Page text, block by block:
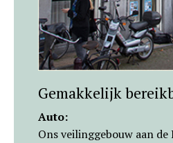
Gemakkelijk
Auto:
Ons veilinggebouw aan